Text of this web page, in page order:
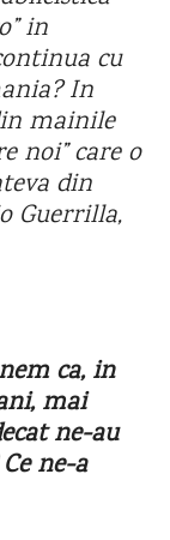
in
cu
In
mainile
noi” care o
din
Guerrilla,
ca, in
mai
ne-au
ne-a